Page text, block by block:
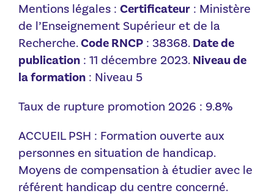
Mentions légales : Certificateur : Ministère
de l’Enseignement Supérieur et de la
Recherche.Code RNCP : 38368.Date de
publication : 11 décembre 2023.Niveau de
la formation : Niveau 5
Taux de rupture promotion 2026 : 9.8%
ACCUEIL PSH : Formation ouverte aux
personnes en situation de handicap.
Moyens de compensation à étudier avec le
référent handicap du centre concerné.